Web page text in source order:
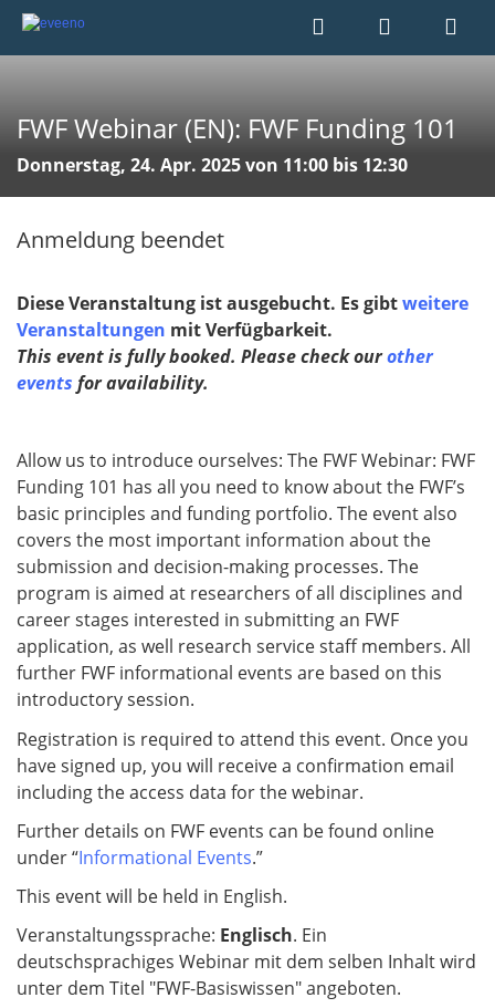
FWF Webinar (EN): FWF Funding 101
Donnerstag, 24. Apr. 2025 von 11:00 bis 12:30
Anmeldung beendet
Diese Veranstaltung ist ausgebucht. Es gibtweitere
Veranstaltungen mit Verfügbarkeit.
This event is fully booked. Please check ourother
events for availability.
Allow us to introduce ourselves: The FWF Webinar: FWF
Funding 101 has all you need to know about the FWF’s
basic principles and funding portfolio. The event also
covers the most important information about the
submission and decision-making processes. The
program is aimed at researchers of all disciplines and
career stages interested in submitting an FWF
application, as well research service staff members. All
further FWF informational events are based on this
introductory session.
Registration is required to attend this event. Once you
have signed up, you will receive a confirmation email
including the access data for the webinar.
Further details on FWF events can be found online
under “Informational Events.”
This event will be held in English.
Veranstaltungssprache: Englisch. Ein
deutschsprachiges Webinar mit dem selben Inhalt wird
unter dem Titel "FWF-Basiswissen" angeboten.